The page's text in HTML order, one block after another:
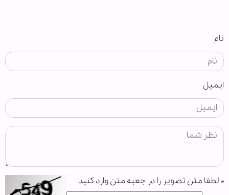
نام
ایمیل
* لطفا متن تصویر را در جعبه متن وارد کنید